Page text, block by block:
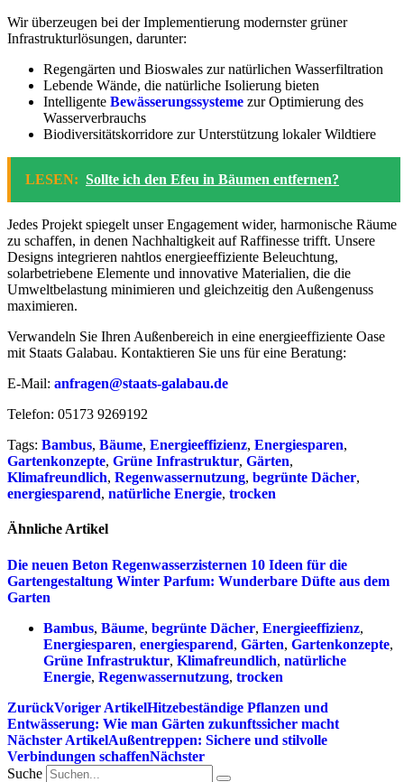
Wir überzeugen bei der Implementierung modernster grüner
Infrastrukturlösungen, darunter:
Regengärten und Bioswales zur natürlichen Wasserfiltration
Lebende Wände, die natürliche Isolierung bieten
Intelligente Bewässerungssysteme zur Optimierung des
Wasserverbrauchs
Biodiversitätskorridore zur Unterstützung lokaler Wildtiere
LESEN: Sollte ich den Efeu in Bäumen entfernen?
Jedes Projekt spiegelt unser Engagement wider, harmonische Räume
zu schaffen, in denen Nachhaltigkeit auf Raffinesse trifft. Unsere
Designs integrieren nahtlos energieeffiziente Beleuchtung,
solarbetriebene Elemente und innovative Materialien, die die
Umweltbelastung minimieren und gleichzeitig den Außengenuss
maximieren.
Verwandeln Sie Ihren Außenbereich in eine energieeffiziente Oase
mit Staats Galabau. Kontaktieren Sie uns für eine Beratung:
E-Mail: anfragen@staats-galabau.de
Telefon: 05173 9269192
Tags: Bambus, Bäume, Energieeffizienz, Energiesparen,
Gartenkonzepte, Grüne Infrastruktur, Gärten,
Klimafreundlich, Regenwassernutzung, begrünte Dächer,
energiesparend, natürliche Energie, trocken
Ähnliche Artikel
Die neuen Beton Regenwasserzisternen 10 Ideen für die
Gartengestaltung Winter Parfum: Wunderbare Düfte aus dem
Garten
Bambus, Bäume, begrünte Dächer, Energieeffizienz,
Energiesparen, energiesparend, Gärten, Gartenkonzepte,
Grüne Infrastruktur, Klimafreundlich, natürliche
Energie, Regenwassernutzung, trocken
ZurückVoriger ArtikelHitzebeständige Pflanzen und
Entwässerung: Wie man Gärten zukunftssicher macht
Nächster ArtikelAußentreppen: Sichere und stilvolle
Verbindungen schaffenNächster
Suche